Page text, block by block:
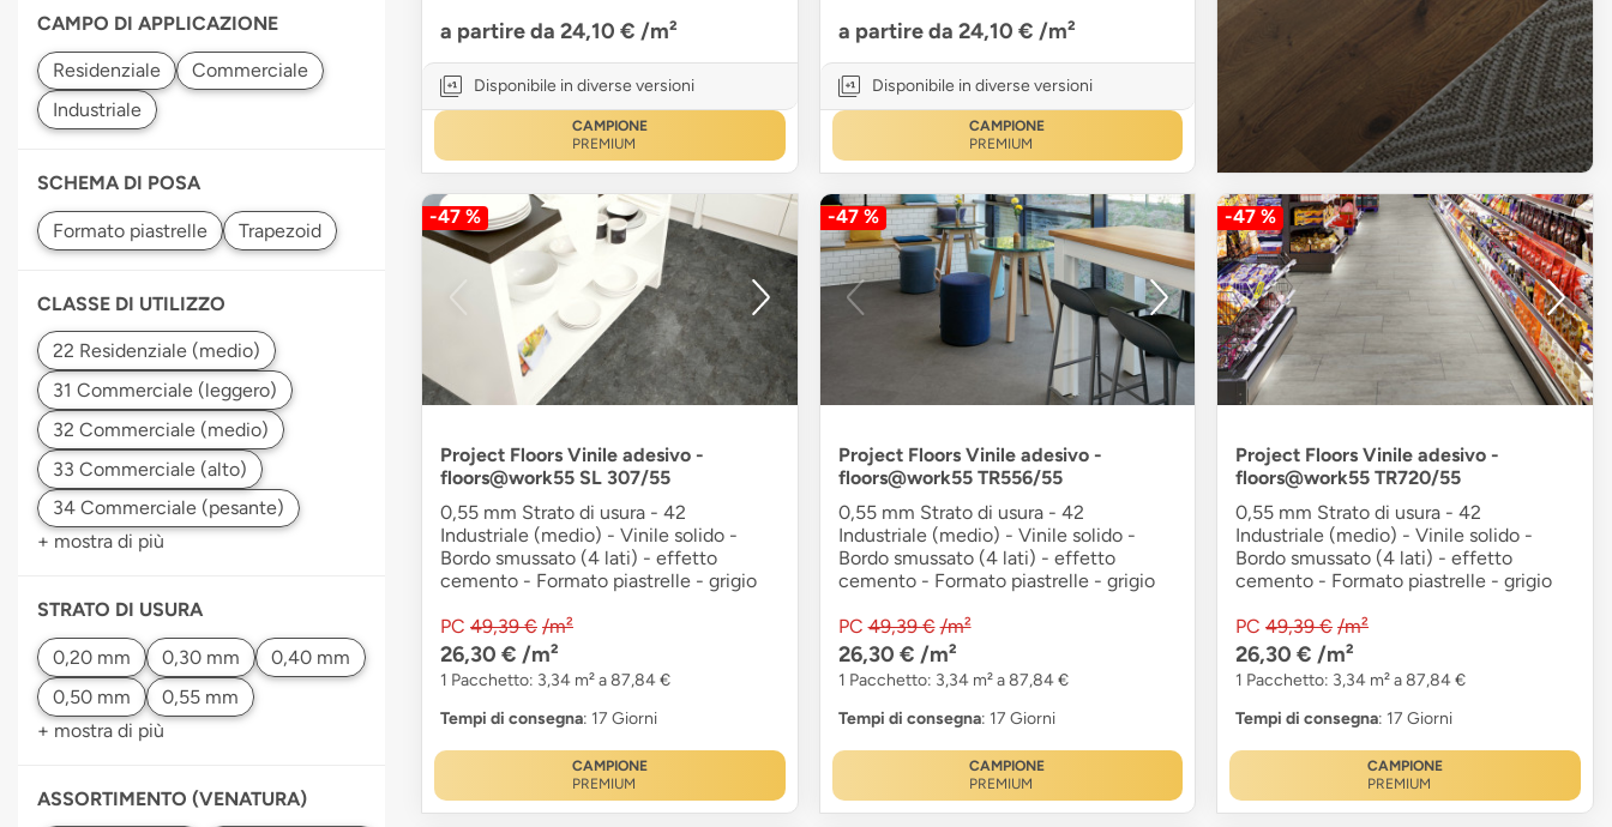
CAMPO DI APPLICAZIONE
SCHEMA DI POSA
CLASSE DI UTILIZZO
+ mostra di più
STRATO DI USURA
+ mostra di più
ASSORTIMENTO (VENATURA)
a partire da 24,10 € /m²
Disponibile in diverse versioni
CAMPIONE
PREMIUM
a partire da 24,10 € /m²
Disponibile in diverse versioni
CAMPIONE
PREMIUM
-47 %
Project Floors Vinile adesivo -
floors@work55 SL 307/55
0,55 mm Strato di usura - 42
Industriale (medio) - Vinile solido -
Bordo smussato (4 lati) - effetto
cemento - Formato piastrelle - grigio
PC 49,39 € /m²
26,30 € /m²
1 Pacchetto: 3,34 m² a 87,84 €
Tempi di consegna: 17 Giorni
CAMPIONE
PREMIUM
-47 %
Project Floors Vinile adesivo -
floors@work55 TR556/55
0,55 mm Strato di usura - 42
Industriale (medio) - Vinile solido -
Bordo smussato (4 lati) - effetto
cemento - Formato piastrelle - grigio
PC 49,39 € /m²
26,30 € /m²
1 Pacchetto: 3,34 m² a 87,84 €
Tempi di consegna: 17 Giorni
CAMPIONE
PREMIUM
-47 %
Project Floors Vinile adesivo -
floors@work55 TR720/55
0,55 mm Strato di usura - 42
Industriale (medio) - Vinile solido -
Bordo smussato (4 lati) - effetto
cemento - Formato piastrelle - grigio
PC 49,39 € /m²
26,30 € /m²
1 Pacchetto: 3,34 m² a 87,84 €
Tempi di consegna: 17 Giorni
CAMPIONE
PREMIUM